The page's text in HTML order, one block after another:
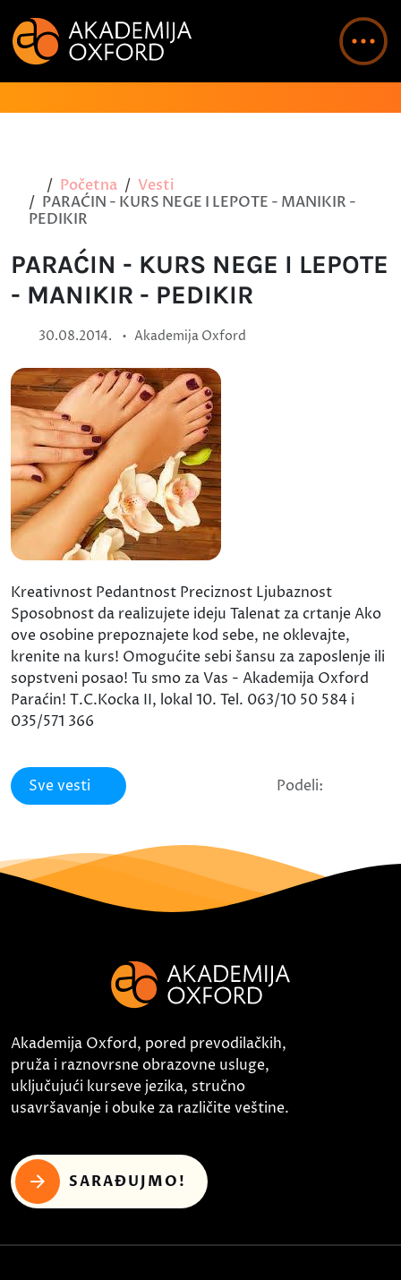
Početna
Vesti
PARAĆIN - KURS NEGE I LEPOTE - MANIKIR -
PEDIKIR
PARAĆIN - KURS NEGE I LEPOTE
- MANIKIR - PEDIKIR
30.08.2014. • Akademija Oxford
Kreativnost Pedantnost Preciznost Ljubaznost
Sposobnost da realizujete ideju Talenat za crtanje Ako
ove osobine prepoznajete kod sebe, ne oklevajte,
krenite na kurs! Omogućite sebi šansu za zaposlenje ili
sopstveni posao! Tu smo za Vas - Akademija Oxford
Paraćin! T.C.Kocka II, lokal 10. Tel. 063/10 50 584 i
035/571 366
Sve vesti Podeli:
Akademija Oxford, pored prevodilačkih,
pruža i raznovrsne obrazovne usluge,
uključujući kurseve jezika, stručno
usavršavanje i obuke za različite veštine.
SARAĐUJMO!